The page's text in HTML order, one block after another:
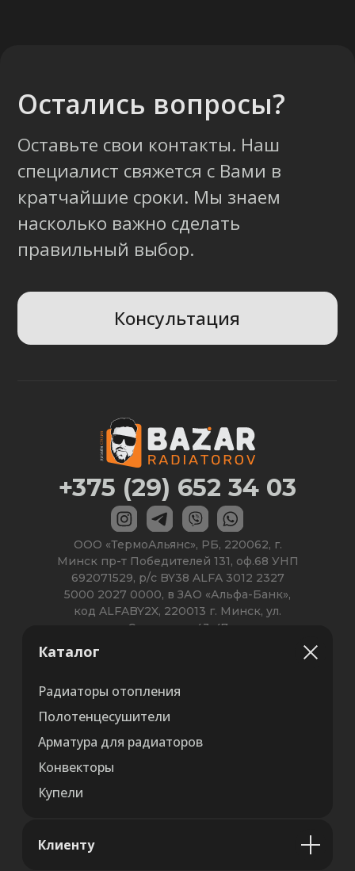
Каталог
Радиаторы отопления
Полотенцесушители
Арматура для радиаторов
Конвекторы
Купели
Клиенту